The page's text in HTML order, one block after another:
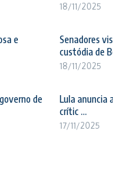
18/11/2025
e
Senadores
custódia de
18/11/2025
de
Lula anuncia
crític ...
17/11/2025